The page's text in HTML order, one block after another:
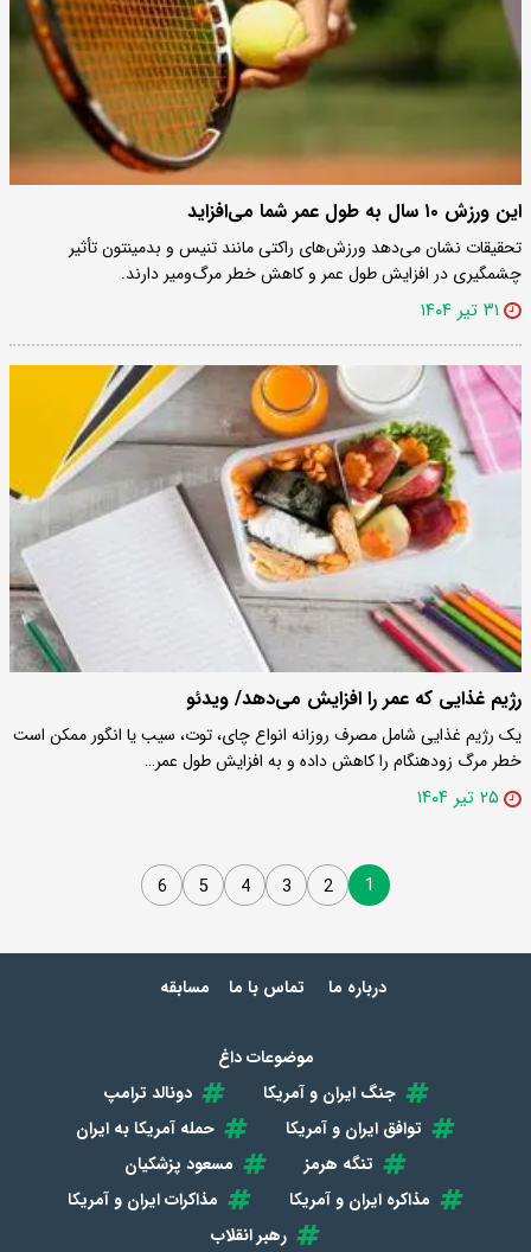
این ورزش ۱۰ سال به طول عمر شما می‌افزاید
تحقیقات نشان می‌دهد ورزش‌های راکتی مانند تنیس و بدمینتون تأثیر
چشمگیری در افزایش طول عمر و کاهش خطر مرگ‌ومیر دارند.
۳۱ تیر ۱۴۰۴
رژیم غذایی که عمر را افزایش می‌دهد/ ویدئو
یک رژیم غذایی شامل مصرف روزانه انواع چای، توت، سیب یا انگور ممکن است
خطر مرگ زودهنگام را کاهش داده و به افزایش طول عمر…
۲۵ تیر ۱۴۰۴
1
2
3
4
5
6
درباره ما تماس با ما مسابقه
موضوعات داغ
جنگ ایران و آمریکا
دونالد ترامپ
توافق ایران و آمریکا
حمله آمریکا به ایران
تنگه هرمز
مسعود پزشکیان
مذاکره ایران و آمریکا
مذاکرات ایران و آمریکا
رهبر انقلاب